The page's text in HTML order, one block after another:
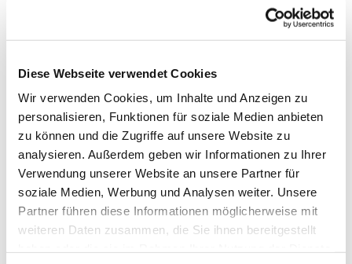
Diese Webseite verwendet Cookies
Wir verwenden Cookies, um Inhalte und Anzeigen zu
personalisieren, Funktionen für soziale Medien anbieten
zu können und die Zugriffe auf unsere Website zu
analysieren. Außerdem geben wir Informationen zu Ihrer
Verwendung unserer Website an unsere Partner für
soziale Medien, Werbung und Analysen weiter. Unsere
Partner führen diese Informationen möglicherweise mit
weiteren Daten zusammen, die Sie ihnen bereitgestellt
Dies könnte Sie auch
interessieren